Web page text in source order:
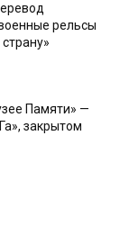
рельсы
Памяти» —
закрытом